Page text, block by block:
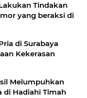
Tindakan
yang beraksi di
di Surabaya
Kekerasan
Melumpuhkan
di Hadiahi Timah